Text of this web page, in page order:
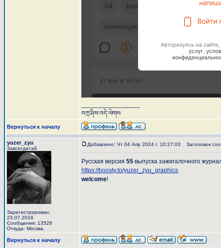
བཀྲ་ཤིས་བདེ་ལེགས
Вернуться к началу
yuzer_zyu
Завсегдатай
Зарегистрирован:
23.07.2016
Сообщения: 13526
Откуда: Москва
Добавлено: Чт 04 Апр 2024 г. 10:27:03 Заголовок
Русская версия 55 выпуска зажигалочного
https://boosty.to/yuzer_zyu_graphics
welcome!
Вернуться к началу